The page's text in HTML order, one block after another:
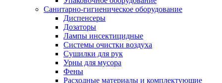
Санитарно-гигиеническое оборудование
Диспенсеры
Дозаторы
Лампы инсектицидные
Системы очистки воздуха
Сушилки для рук
Урны для мусора
Фены
Расходные материалы и комплектующие